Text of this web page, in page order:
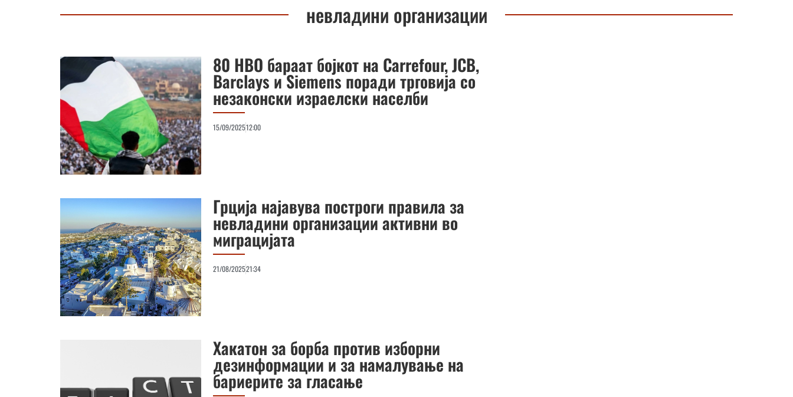
невладини организации
80 НВО бараат бојкот на Carrefour, JCB,
Barclays и Siemens поради трговија со
незаконски израелски населби
15/09/202512:00
Грција најавува построги правила за
невладини организации активни во
миграцијата
21/08/202521:34
Хакатон за борба против изборни
дезинформации и за намалување на
бариерите за гласање